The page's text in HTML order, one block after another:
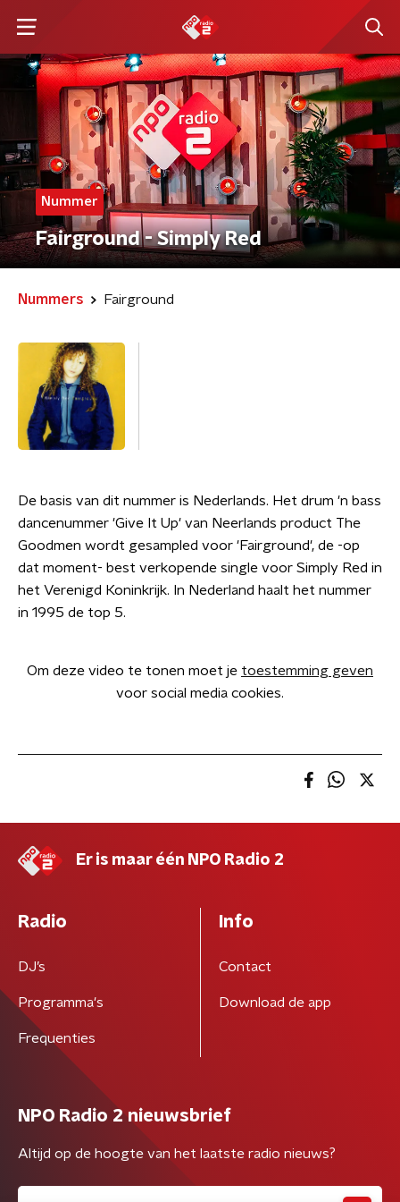
Nummer
Fairground - Simply Red
Nummers Fairground
De basis van dit nummer is Nederlands. Het drum 'n bass
dancenummer 'Give It Up' van Neerlands product The
Goodmen wordt gesampled voor 'Fairground', de -op
dat moment- best verkopende single voor Simply Red in
het Verenigd Koninkrijk. In Nederland haalt het nummer
in 1995 de top 5.
Om deze video te tonen moet je toestemming geven
voor social media cookies.
Er is maar één NPO Radio 2
Radio
DJ’s
Programma's
Frequenties
Info
Contact
Download de app
NPO Radio 2 nieuwsbrief
Altijd op de hoogte van het laatste radio nieuws?